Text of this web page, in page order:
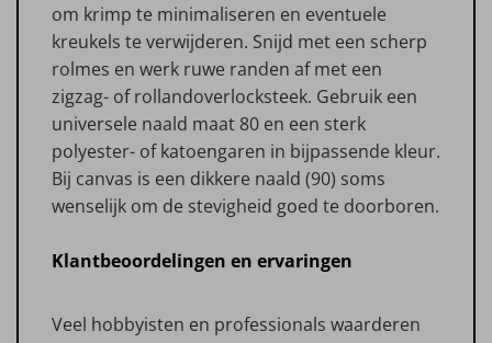
om krimp te minimaliseren en eventuele
kreukels te verwijderen. Snijd met een scherp
rolmes en werk ruwe randen af met een
zigzag- of rollandoverlocksteek. Gebruik een
universele naald maat 80 en een sterk
polyester- of katoengaren in bijpassende kleur.
Bij canvas is een dikkere naald (90) soms
wenselijk om de stevigheid goed te doorboren.
Klantbeoordelingen en ervaringen
Veel hobbyisten en professionals waarderen